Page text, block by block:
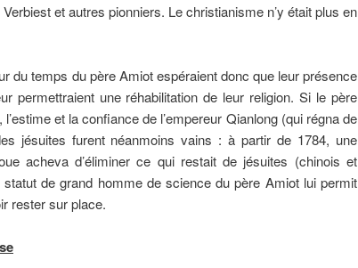
et autres pionniers. Le christianisme n’y était plus en
du temps du père Amiot espéraient donc que leur présence
permettraient une réhabilitation de leur religion. Si le père
et la confiance de l’empereur Qianlong (qui régna de
jésuites furent néanmoins vains : à partir de 1784, une
acheva d’éliminer ce qui restait de jésuites (chinois et
de grand homme de science du père Amiot lui permit
rester sur place.